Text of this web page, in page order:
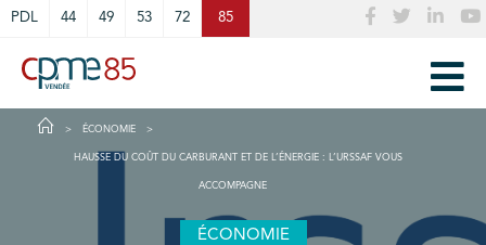
PDL 44 49 53 72 85
ÉCONOMIE
HAUSSE DU COÛT DU CARBURANT ET DE L’ÉNERGIE : L’URSSAF VOUS
ACCOMPAGNE
ÉCONOMIE
Cookies management panel